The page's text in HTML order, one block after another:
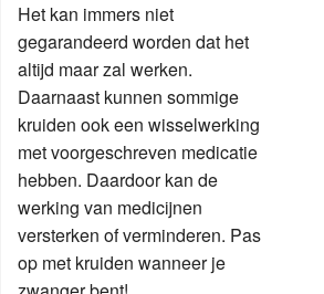
Het kan immers niet
gegarandeerd worden dat het
altijd maar zal werken.
Daarnaast kunnen sommige
kruiden ook een wisselwerking
met voorgeschreven medicatie
hebben. Daardoor kan de
werking van medicijnen
versterken of verminderen. Pas
op met kruiden wanneer je